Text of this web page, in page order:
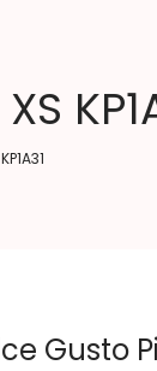
Gusto